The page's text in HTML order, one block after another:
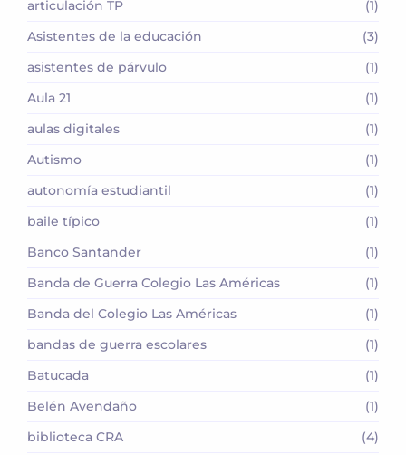
articulación TP
(1)
Asistentes de la educación
(3)
asistentes de párvulo
(1)
Aula 21
(1)
aulas digitales
(1)
Autismo
(1)
autonomía estudiantil
(1)
baile típico
(1)
Banco Santander
(1)
Banda de Guerra Colegio Las Américas
(1)
Banda del Colegio Las Américas
(1)
bandas de guerra escolares
(1)
Batucada
(1)
Belén Avendaño
(1)
biblioteca CRA
(4)